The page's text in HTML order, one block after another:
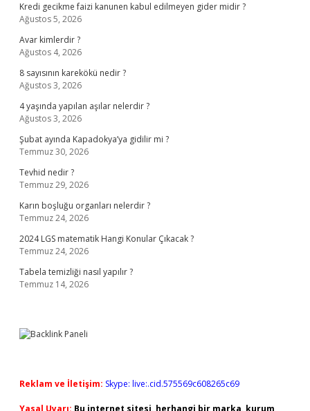
Kredi gecikme faizi kanunen kabul edilmeyen gider midir ?
Ağustos 5, 2026
Avar kimlerdir ?
Ağustos 4, 2026
8 sayısının karekökü nedir ?
Ağustos 3, 2026
4 yaşında yapılan aşılar nelerdir ?
Ağustos 3, 2026
Şubat ayında Kapadokya’ya gidilir mi ?
Temmuz 30, 2026
Tevhid nedir ?
Temmuz 29, 2026
Karın boşluğu organları nelerdir ?
Temmuz 24, 2026
2024 LGS matematik Hangi Konular Çıkacak ?
Temmuz 24, 2026
Tabela temizliği nasıl yapılır ?
Temmuz 14, 2026
Reklam ve İletişim: Skype: live:.cid.575569c608265c69
Yasal Uyarı: Bu internet sitesi, herhangi bir marka, kurum